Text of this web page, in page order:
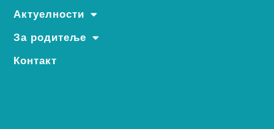
Актуелности
За родитеље
Контакт